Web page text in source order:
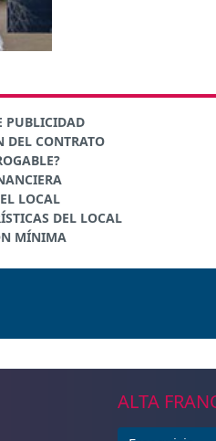
PUBLICIDAD
DEL CONTRATO
LOCAL
DEL LOCAL
MÍNIMA
ALTA